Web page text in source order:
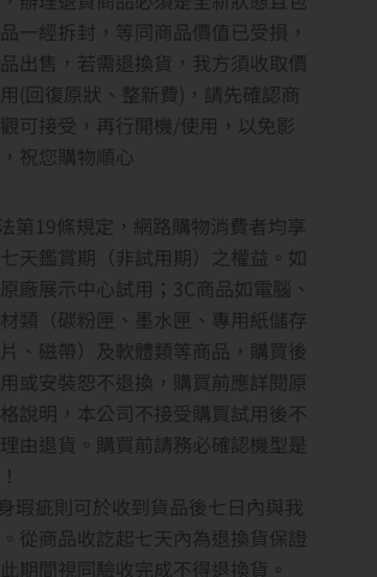
一經拆封，等同商品價值已受損，
出售，若需退換貨，我方須收取價
(回復原狀、整新費)，請先確認商
可接受，再行開機/使用，以免影
祝您購物順心
第19條規定，網路購物消費者均享
天鑑賞期（非試用期）之權益。如
廠展示中心試用；3C商品如電腦、
類（碳粉匣、墨水匣、專用紙儲存
、磁帶）及軟體類等商品，購買後
或安裝恕不退換，購買前應詳閱原
說明，本公司不接受購買試用後不
由退貨。購買前請務必確認機型是
瑕疵則可於收到貨品後七日內與我
從商品收訖起七天內為退換貨保證
期間視同驗收完成不得退換貨。